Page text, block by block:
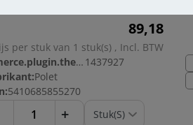
89,18
per stuk van 1 stuk(s) , Incl. BTW
dimerce.plugin.theme.productnr: 1437927
Polet
5410685855270
+